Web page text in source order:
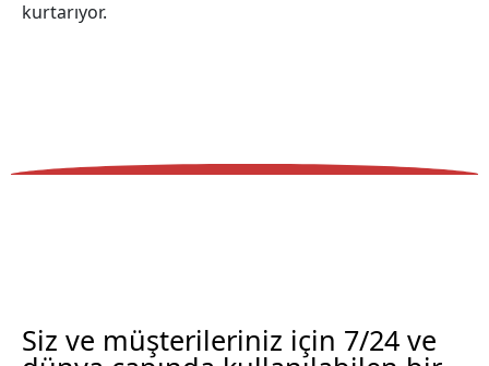
kurtarıyor.
Siz ve müşterileriniz için 7/24 ve